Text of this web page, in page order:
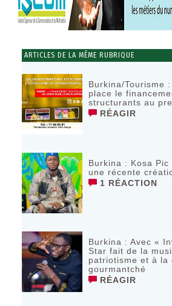
ARTICLES DE LA MÊME RUBRIQUE
Burkina/Tourisme
place le
structurants au
RÉAGIR
Burkina : Kosa
une récente
1 RÉACTION
Burkina : Avec «
Star fait de la
patriotisme et à la
gourmantché
RÉAGIR